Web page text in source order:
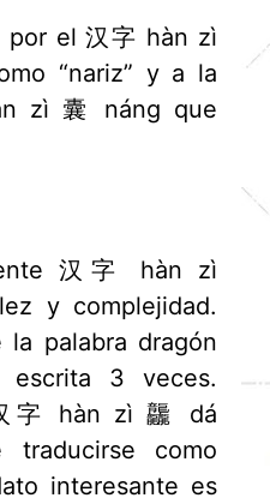
por el 汉字 hàn zì
“nariz” y a la
zì 囊 náng que
汉字 hàn zì
y complejidad.
palabra dragón
3 veces.
字 hàn zì 龘 dá
traducirse como
interesante es